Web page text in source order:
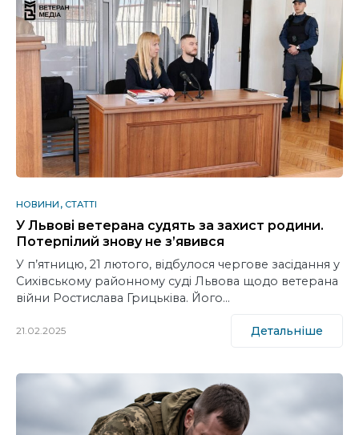
НОВИНИ СТАТТІ
У Львові ветерана судять за захист родини.
Потерпілий знову не з’явився
У п’ятницю, 21 лютого, відбулося чергове засідання у
Сихівському районному суді Львова щодо ветерана
війни Ростислава Грицьківа. Його…
21.02.2025 Детальніше